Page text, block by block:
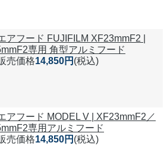
アフード FUJIFILM XF23mmF2 |
専用 角型アルミフード
売価格14,850円 (税込)
アフード MODEL V | XF23mmF2／
専用アルミフード
売価格14,850円 (税込)